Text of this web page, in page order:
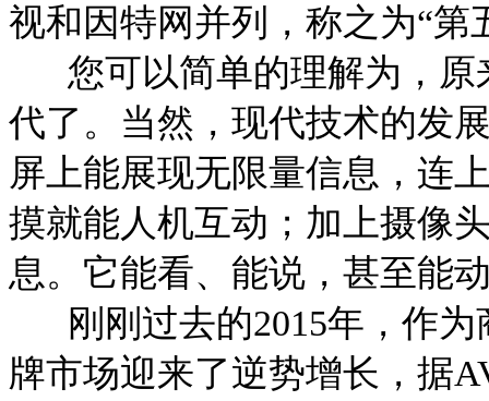
视和因特网并列，称之为“第
您可以简单的理解为，原
代了。当然，现代技术的发
屏上能展现无限量信息，连
摸就能人机互动；加上摄像
息。它能看、能说，甚至能
刚刚过去的2015年，作为
牌市场迎来了逆势增长，据